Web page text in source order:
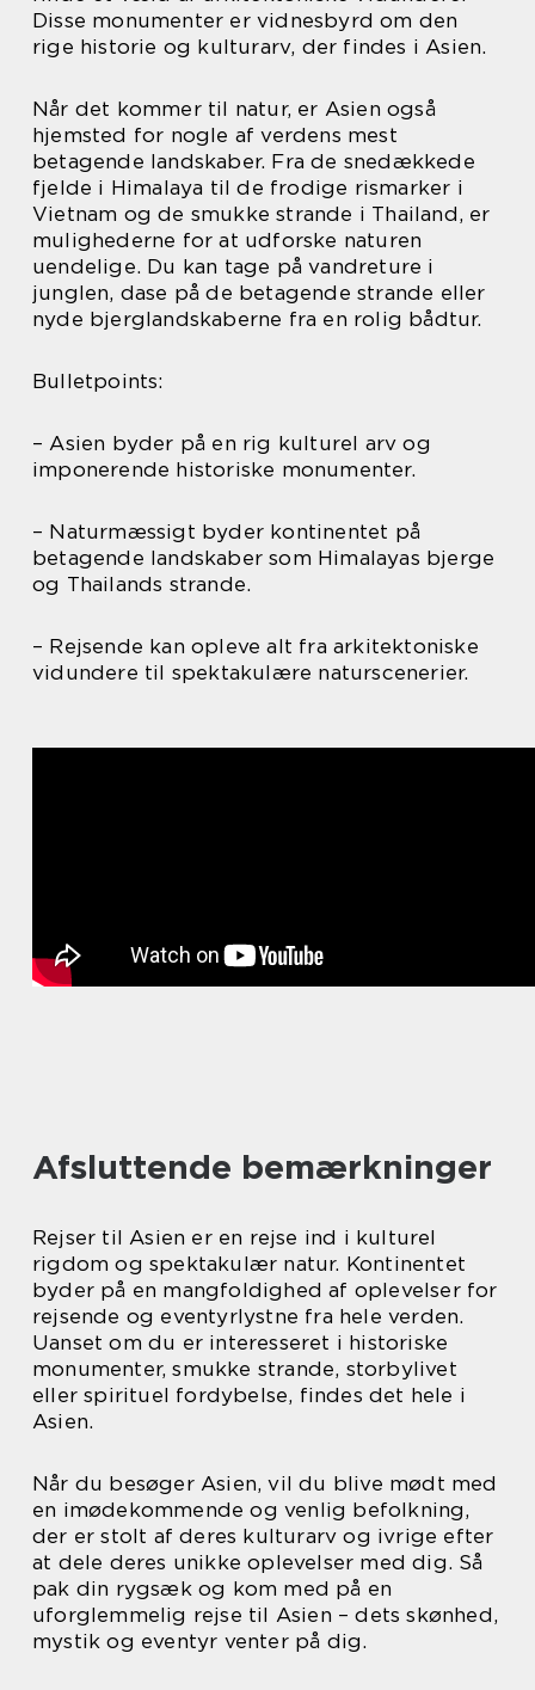
Disse monumenter er vidnesbyrd om den
rige historie og kulturarv, der findes i Asien.
Når det kommer til natur, er Asien også
hjemsted for nogle af verdens mest
betagende landskaber. Fra de snedækkede
fjelde i Himalaya til de frodige rismarker i
Vietnam og de smukke strande i Thailand, er
mulighederne for at udforske naturen
uendelige. Du kan tage på vandreture i
junglen, dase på de betagende strande eller
nyde bjerglandskaberne fra en rolig bådtur.
Bulletpoints:
– Asien byder på en rig kulturel arv og
imponerende historiske monumenter.
– Naturmæssigt byder kontinentet på
betagende landskaber som Himalayas bjerge
og Thailands strande.
– Rejsende kan opleve alt fra arkitektoniske
vidundere til spektakulære naturscenerier.
Afsluttende bemærkninger
Rejser til Asien er en rejse ind i kulturel
rigdom og spektakulær natur. Kontinentet
byder på en mangfoldighed af oplevelser for
rejsende og eventyrlystne fra hele verden.
Uanset om du er interesseret i historiske
monumenter, smukke strande, storbylivet
eller spirituel fordybelse, findes det hele i
Asien.
Når du besøger Asien, vil du blive mødt med
en imødekommende og venlig befolkning,
der er stolt af deres kulturarv og ivrige efter
at dele deres unikke oplevelser med dig. Så
pak din rygsæk og kom med på en
uforglemmelig rejse til Asien – dets skønhed,
mystik og eventyr venter på dig.